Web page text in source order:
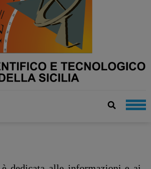
SCIENTIFICO E
DELLA